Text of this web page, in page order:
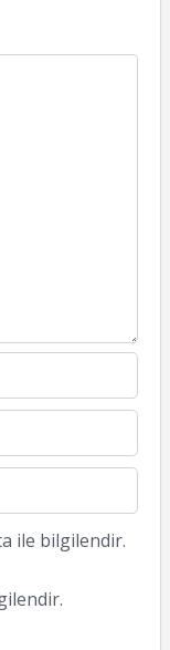
ile bilgilendir.